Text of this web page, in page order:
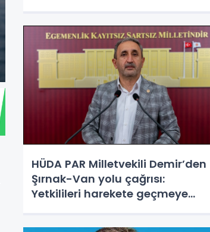
HÜDA PAR Milletvekili Demir’den
Şırnak-Van yolu çağrısı:
Yetkilileri harekete geçmeye